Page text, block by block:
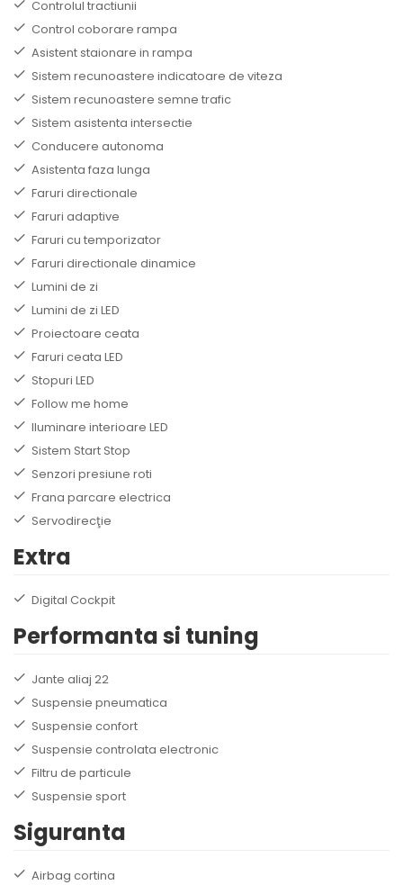
Controlul tractiunii
Control coborare rampa
Asistent staionare in rampa
Sistem recunoastere indicatoare de viteza
Sistem recunoastere semne trafic
Sistem asistenta intersectie
Conducere autonoma
Asistenta faza lunga
Faruri directionale
Faruri adaptive
Faruri cu temporizator
Faruri directionale dinamice
Lumini de zi
Lumini de zi LED
Proiectoare ceata
Faruri ceata LED
Stopuri LED
Follow me home
Iluminare interioare LED
Sistem Start Stop
Senzori presiune roti
Frana parcare electrica
Servodirecţie
Extra
Digital Cockpit
Performanta si tuning
Jante aliaj 22
Suspensie pneumatica
Suspensie confort
Suspensie controlata electronic
Filtru de particule
Suspensie sport
Siguranta
Airbag cortina